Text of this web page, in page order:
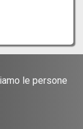
le persone